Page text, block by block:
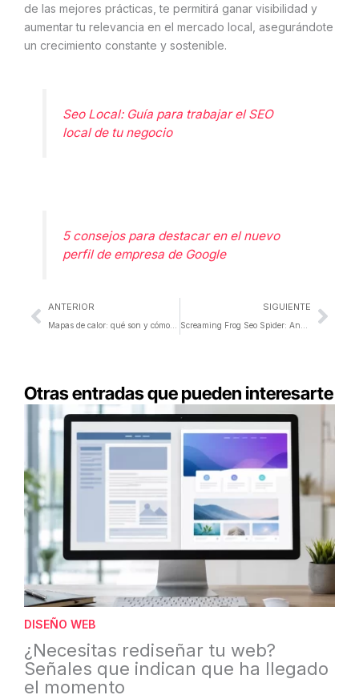
de las mejores prácticas, te permitirá ganar visibilidad y
aumentar tu relevancia en el mercado local, asegurándote
un crecimiento constante y sostenible.
Seo Local: Guía para trabajar el SEO
local de tu negocio
5 consejos para destacar en el nuevo
perfil de empresa de Google
AntANTERIOR
Mapas de calor: qué son y cómo optimizar tu página web
SIGUIENTE
Screaming Frog Seo Spider: Analiza el SEO On Site
Otras entradas que pueden interesarte
DISEÑO WEB
¿Necesitas rediseñar tu web?
Señales que indican que ha llegado
el momento